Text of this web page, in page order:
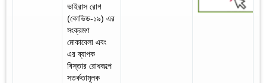
ভাইরাস রোগ
(কোভিড-১৯) এর
সংক্রমণ
মোকাবেলা এবং
এর ব্যাপক
বিস্তার রোধকল্পে
সতর্কতামূলক